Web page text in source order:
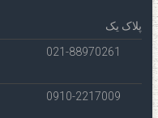
پلاک یک
021-88970261
0910-2217009